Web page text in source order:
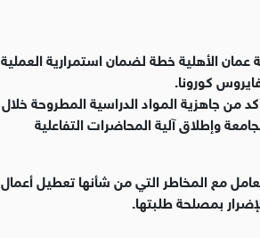
عمان الأهلية خطة لضمان استمرارية العملية
كورونا.
من جاهزية المواد الدراسية المطروحة خلال
وإطلاق آلية المحاضرات التفاعلية
مع المخاطر التي من شأنها تعطيل أعمال
بمصلحة طلبتها.